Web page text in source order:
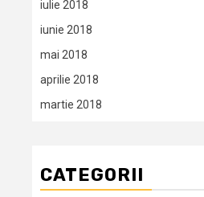
iulie 2018
iunie 2018
mai 2018
aprilie 2018
martie 2018
CATEGORII